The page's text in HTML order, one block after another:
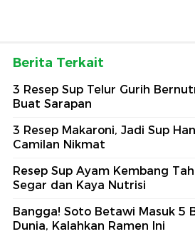
Berita Terkait
3 Resep Sup Telur Gurih
Buat Sarapan
3 Resep Makaroni, Jadi Sup
Camilan Nikmat
Resep Sup Ayam Kembang
Segar dan Kaya Nutrisi
Bangga! Soto Betawi Masuk 5
Dunia, Kalahkan Ramen Ini